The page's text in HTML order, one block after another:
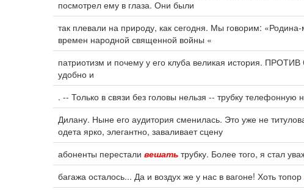
посмотрел ему в глаза. Они были
так плевали на природу, как сегодня. Мы говорим: «Родина-
времен народной священной войны «
патриотизм и почему у его клуба великая история.
удобно и
. -- Только в связи без головы нельзя -- трубку телефонную
Дилану. Ныне его аудитория сменилась. Это уже не
одета ярко, элегантно, заваливает сцену
абоненты перестали вешать трубку. Более того, я стал
багажа осталось... Да и воздух же у нас в вагоне! Хоть топор